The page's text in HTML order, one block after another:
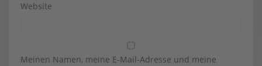
Website
Meinen Namen, meine E-Mail-Adresse und meine